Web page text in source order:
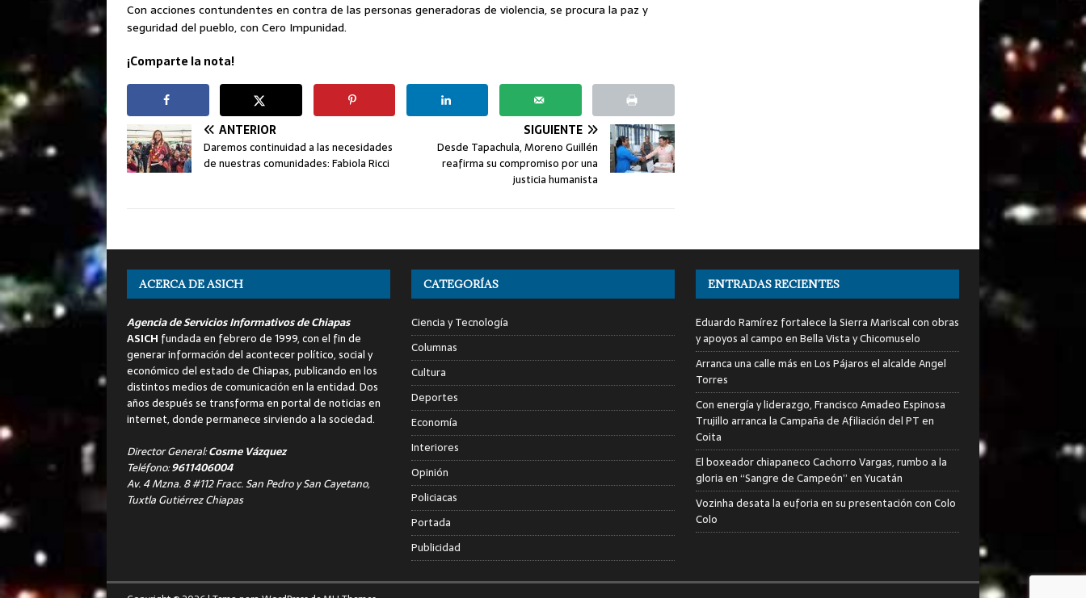
Con acciones contundentes en contra de las personas generadoras de violencia, se procura la paz y
seguridad del pueblo, con Cero Impunidad.
¡Comparte la nota!
ANTERIOR
Daremos continuidad a las necesidades
de nuestras comunidades: Fabiola Ricci
SIGUIENTE
Desde Tapachula, Moreno Guillén
reafirma su compromiso por una
justicia humanista
ACERCA DE ASICH
Agencia de Servicios Informativos de Chiapas
ASICH fundada en febrero de 1999, con el fin de
generar información del acontecer político, social y
económico del estado de Chiapas, publicando en los
distintos medios de comunicación en la entidad. Dos
años después se transforma en portal de noticias en
internet, donde permanece sirviendo a la sociedad.
Director General:Cosme Vázquez
Teléfono:9611406004
Av. 4 Mzna. 8 #112 Fracc. San Pedro y San Cayetano,
Tuxtla Gutiérrez Chiapas
CATEGORÍAS
Ciencia y Tecnología
Columnas
Cultura
Deportes
Economía
Interiores
Opinión
Policiacas
Portada
Publicidad
ENTRADAS RECIENTES
Eduardo Ramírez fortalece la Sierra Mariscal con obras
y apoyos al campo en Bella Vista y Chicomuselo
Arranca una calle más en Los Pájaros el alcalde Angel
Torres
Con energía y liderazgo, Francisco Amadeo Espinosa
Trujillo arranca la Campaña de Afiliación del PT en
Coita
El boxeador chiapaneco Cachorro Vargas, rumbo a la
gloria en “Sangre de Campeón” en Yucatán
Vozinha desata la euforia en su presentación con Colo
Colo